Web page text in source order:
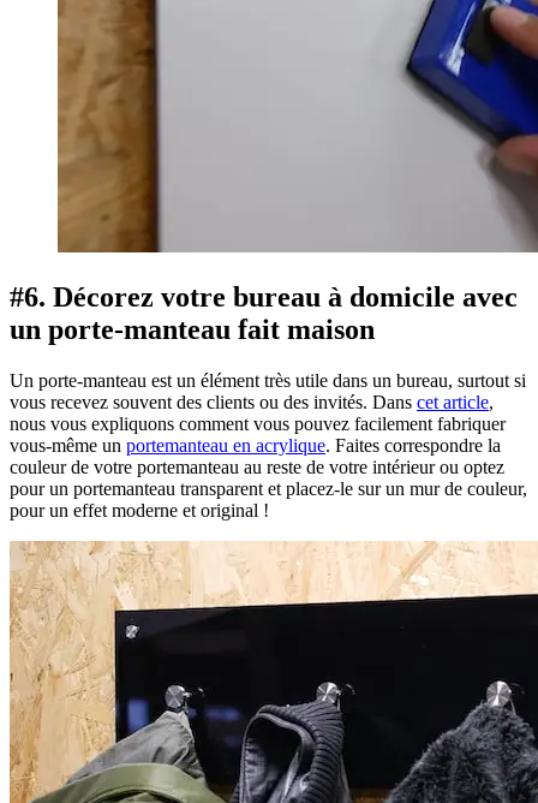
#6. Décorez votre bureau à domicile avec
un porte-manteau fait maison
Un porte-manteau est un élément très utile dans un bureau, surtout si
vous recevez souvent des clients ou des invités. Dans cet article,
nous vous expliquons comment vous pouvez facilement fabriquer
vous-même un portemanteau en acrylique. Faites correspondre la
couleur de votre portemanteau au reste de votre intérieur ou optez
pour un portemanteau transparent et placez-le sur un mur de couleur,
pour un effet moderne et original !